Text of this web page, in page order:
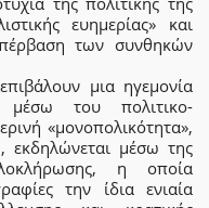
ευημερίας» και
των συνθηκών
μια ηγεμονία
του πολιτικο-
«μονοπολικότητα»,
εκδηλώνεται μέσω της
η οποία
την ίδια ενιαία